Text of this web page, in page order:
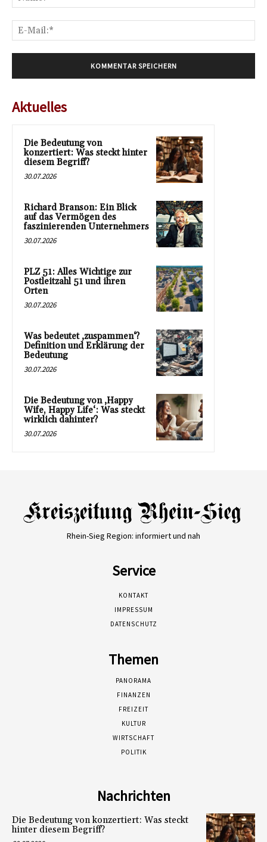
Aktuelles
Die Bedeutung von
konzertiert: Was steckt hinter
diesem Begriff?
30.07.2026
Richard Branson: Ein Blick
auf das Vermögen des
faszinierenden Unternehmers
30.07.2026
PLZ 51: Alles Wichtige zur
Postleitzahl 51 und ihren
Orten
30.07.2026
Was bedeutet ‚zuspammen‘?
Definition und Erklärung der
Bedeutung
30.07.2026
Die Bedeutung von ‚Happy
Wife, Happy Life‘: Was steckt
wirklich dahinter?
30.07.2026
Rhein-Sieg Region: informiert und nah
Service
KONTAKT
IMPRESSUM
DATENSCHUTZ
Themen
PANORAMA
FINANZEN
FREIZEIT
KULTUR
WIRTSCHAFT
POLITIK
Nachrichten
Die Bedeutung von konzertiert: Was steckt
hinter diesem Begriff?